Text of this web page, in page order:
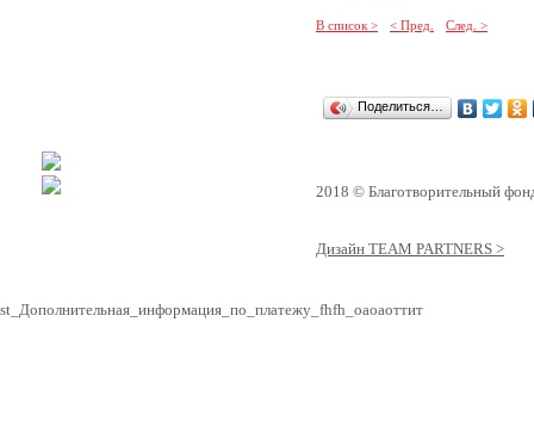
В список > < Пред. След. >
Поделиться…
2018 © Благотворительный
Дизайн TEAM PARTNERS >
st_Дополнительная_информация_по_платежу_fhfh_оаоаоттит